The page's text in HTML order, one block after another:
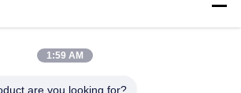
1:59 AM
are you looking for?